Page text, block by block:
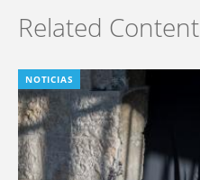
Related Content
NOTICIAS